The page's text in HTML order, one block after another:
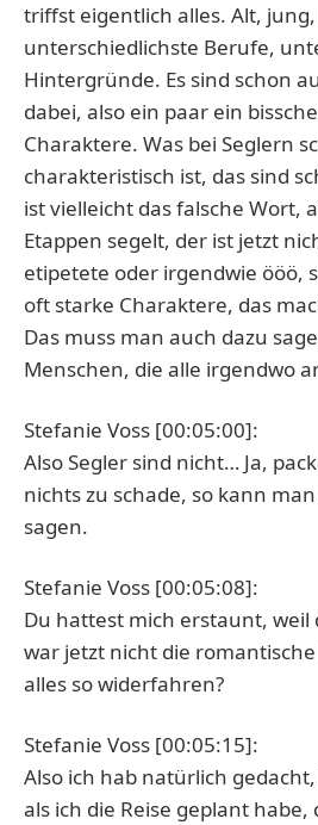
triffst eigentlich alles. Alt,
unterschiedlichste Berufe,
Hintergründe. Es sind schon
dabei, also ein paar ein
Charaktere. Was bei Seglern
charakteristisch ist, das sind
ist vielleicht das falsche Wort,
Etappen segelt, der ist jetzt
etipetete oder irgendwie ööö,
oft starke Charaktere, das
Das muss man auch dazu
Menschen, die alle irgendwo
Stefanie Voss [00:05:00]:
Also Segler sind nicht… Ja,
nichts zu schade, so kann
sagen.
Stefanie Voss [00:05:08]:
Du hattest mich erstaunt, weil
war jetzt nicht die
alles so widerfahren?
Stefanie Voss [00:05:15]:
Also ich hab natürlich
als ich die Reise geplant habe,